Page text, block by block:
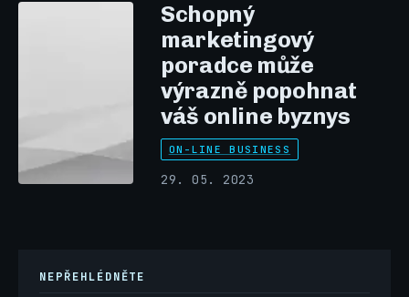
Schopný
marketingový
poradce může
výrazně popohnat
váš online byznys
ON-LINE BUSINESS
29. 05. 2023
NEPŘEHLÉDNĚTE